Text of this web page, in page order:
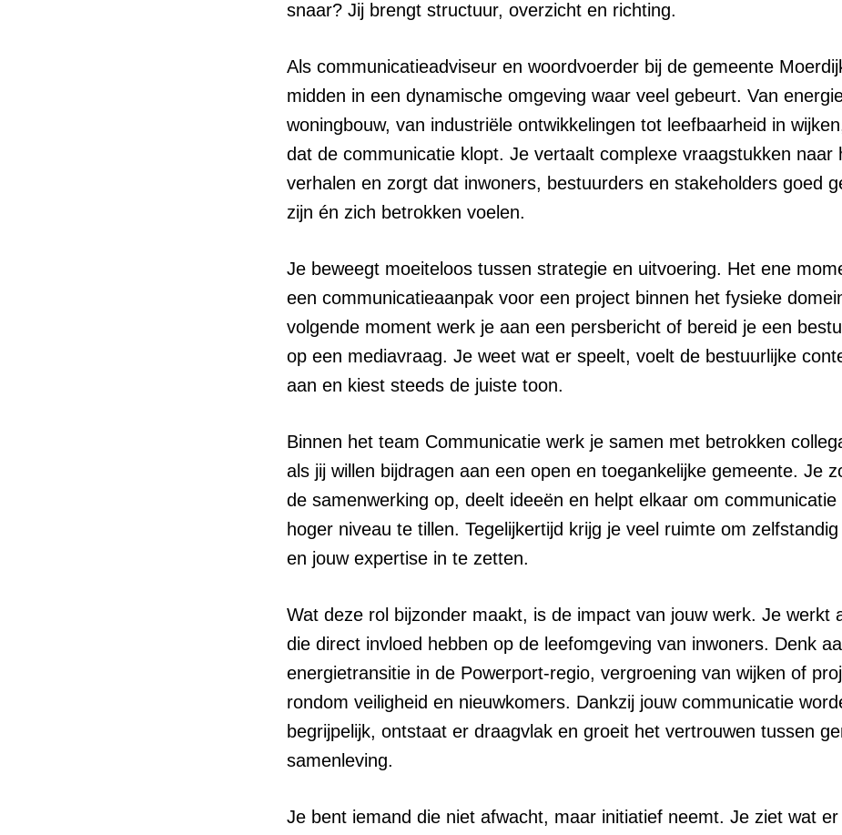
snaar? Jij brengt structuur, overzicht en richting.
Als communicatieadviseur en woordvoerder bij de gemeente
midden in een dynamische omgeving waar veel gebeurt. Van
woningbouw, van industriële ontwikkelingen tot leefbaarheid in
dat de communicatie klopt. Je vertaalt complexe vraagstukken naar
verhalen en zorgt dat inwoners, bestuurders en stakeholders goed
zijn én zich betrokken voelen.
Je beweegt moeiteloos tussen strategie en uitvoering. Het ene
een communicatieaanpak voor een project binnen het fysieke
volgende moment werk je aan een persbericht of bereid je een
op een mediavraag. Je weet wat er speelt, voelt de bestuurlijke
aan en kiest steeds de juiste toon.
Binnen het team Communicatie werk je samen met betrokken
als jij willen bijdragen aan een open en toegankelijke gemeente. Je
de samenwerking op, deelt ideeën en helpt elkaar om communicatie
hoger niveau te tillen. Tegelijkertijd krijg je veel ruimte om
en jouw expertise in te zetten.
Wat deze rol bijzonder maakt, is de impact van jouw werk. Je werkt
die direct invloed hebben op de leefomgeving van inwoners. Denk
energietransitie in de Powerport-regio, vergroening van wijken of
rondom veiligheid en nieuwkomers. Dankzij jouw communicatie
begrijpelijk, ontstaat er draagvlak en groeit het vertrouwen tussen
samenleving.
Je bent iemand die niet afwacht, maar initiatief neemt. Je ziet wat er